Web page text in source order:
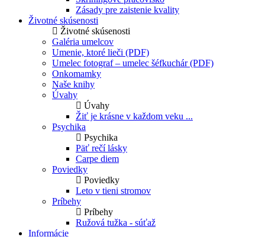
Zásady pre zaistenie kvality
Životné skúsenosti
Životné skúsenosti
Galéria umelcov
Umenie, ktoré lieči (PDF)
Umelec fotograf – umelec šéfkuchár (PDF)
Onkomamky
Naše knihy
Úvahy
Úvahy
Žiť je krásne v každom veku ...
Psychika
Psychika
Päť rečí lásky
Carpe diem
Poviedky
Poviedky
Leto v tieni stromov
Príbehy
Príbehy
Ružová tužka - súťaž
Informácie